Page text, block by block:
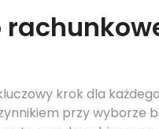
krok dla
przy wyborze